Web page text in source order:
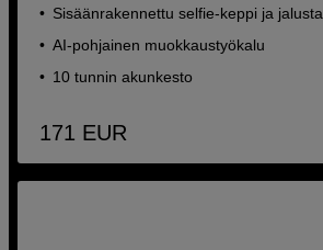
Sisäänrakennettu selfie-keppi ja jalusta
AI-pohjainen muokkaustyökalu
10 tunnin akunkesto
171 EUR